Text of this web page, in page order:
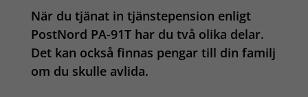
När du tjänat in tjänstepension enligt
PostNord PA-91T har du två olika delar.
Det kan också finnas pengar till din familj
om du skulle avlida.